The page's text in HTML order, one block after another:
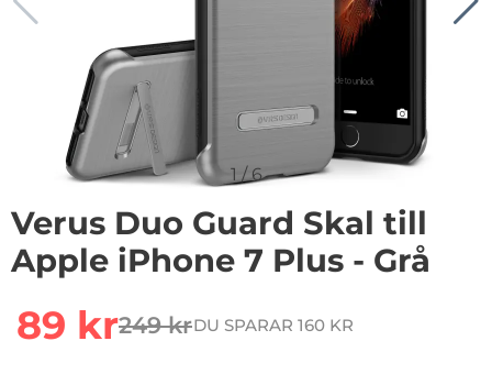
1 /6
Verus Duo Guard Skal till
Apple iPhone 7 Plus - Grå
rea pris
89 krtidigare pris
249 krDU SPARAR 160 KR